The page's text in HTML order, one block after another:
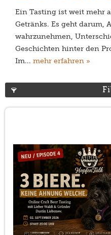
Ein Tasting ist weit mehr
Getränks. Es geht darum,
wahrzunehmen,
Geschichten hinter den
Im... mehr erfahren »